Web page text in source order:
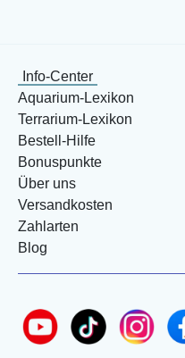
Info-Center
Aquarium-Lexikon
Terrarium-Lexikon
Bestell-Hilfe
Bonuspunkte
Über uns
Versandkosten
Zahlarten
Blog